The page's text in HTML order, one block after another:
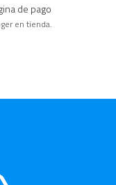
de pago
en tienda.